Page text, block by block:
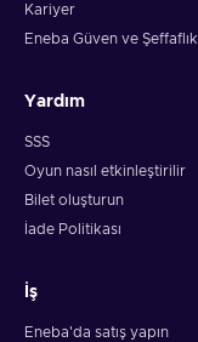
Kariyer
Eneba Güven ve Şeffaflık
Yardım
SSS
Oyun nasıl etkinleştirilir
Bilet oluşturun
İade Politikası
İş
Eneba'da satış yapın